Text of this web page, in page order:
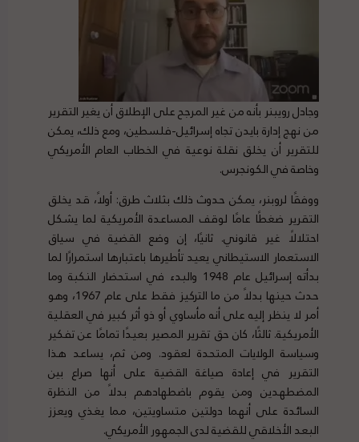
وجادل رويبنر بأنه من غير المرجح على الإطلاق أن يغير التقرير
من نهج إدارة بايدن تجاه إسرائيل-فلسطين، ومع ذلك، يمكن
للتقرير أن يخلق نقلة نوعية في الخطاب العام الأمريكي
وخاصة في الكونجرس.
ووفقًا لروبنر، يمكن حدوث ذلك بثلاث طرق: أولاً، قد يخلق
التقرير ضغطًا عامًا لوقف المساعدة الأمريكية لما يشكل
احتلالًا غير قانوني. ثانيًا، إن وضع القضية في سياق
الاستعمار الاستيطاني يعيد تأطيرها باعتبارها استمرارًا لما
بدأته إسرائيل عام 1948 والبدء في استحضار النكبة وما
حدث حينها بدلاً من ما التركيز فقط على عام 1967، وهو
أمر لا ينظر إليه على أنه مأساوي أو ذو أثر كبير في العقلية
الأمريكية. ثالثًا، كان حق تقرير المصير بعيدًا تمامًا عن تفكير
وسياسة الولايات المتحدة لعقود. ومن ثم، يساعد هذا
التقرير في إعادة صياغة القضية على أنها صراع بين
المضطهدين ومن يقوم باضطهادهم بدلاً من النظرة
السائدة على أنهما دولتين متساويتين، مما يغذي ويعزز
البعد الأخلاقي للقضية لدى الجمهور الأمريكي.